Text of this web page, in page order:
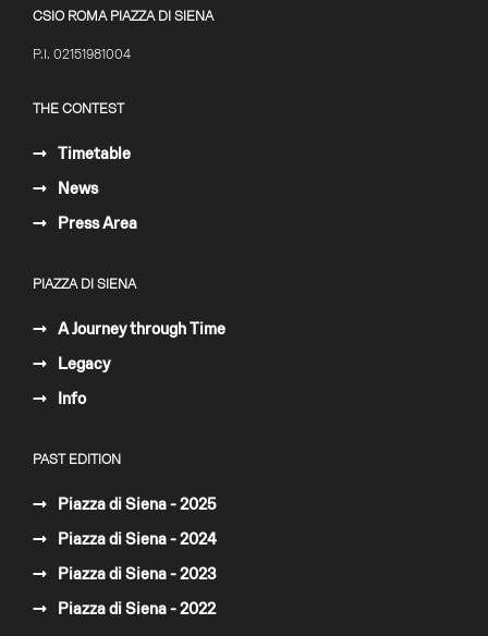
CSIO ROMA PIAZZA DI SIENA
P.I. 02151981004
THE CONTEST
Timetable
News
Press Area
PIAZZA DI SIENA
A Journey through Time
Legacy
Info
PAST EDITION
Piazza di Siena - 2025
Piazza di Siena - 2024
Piazza di Siena - 2023
Piazza di Siena - 2022